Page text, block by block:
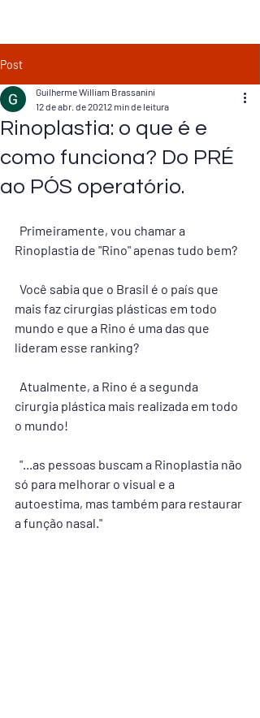
Post
Rinoplastia: o que é e
como funciona? Do PRÉ
ao PÓS operatório.
Guilherme William Brassanini
12 de abr. de 20212 min de leitura
Rinoplastia de "Rino" apenas tudo bem?
mais faz cirurgias plásticas em todo
mundo e que a Rino é uma das que
lideram esse ranking?
cirurgia plástica mais realizada em todo
o mundo!
só para melhorar o visual e a
autoestima, mas também para restaurar
a função nasal."